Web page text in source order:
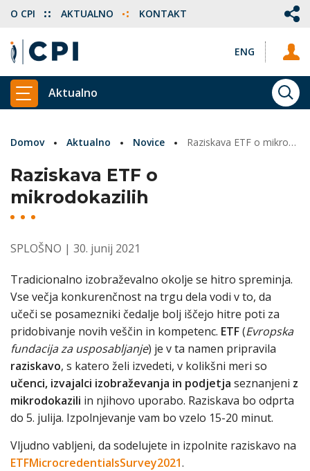
ENG
O CPI AKTUALNO KONTAKT
PRIKAŽI GLAVNI MENI
Aktualno
Domov Aktualno Novice Raziskava ETF o mikrodokazilih
Raziskava ETF o
mikrodokazilih
SPLOŠNO | 30. junij 2021
Tradicionalno izobraževalno okolje se hitro spreminja.
Vse večja konkurenčnost na trgu dela vodi v to, da
učeči se posamezniki čedalje bolj iščejo hitre poti za
pridobivanje novih veščin in kompetenc. ETF(Evropska
fundacija za usposabljanje) je v ta namen pripravila
raziskavo, s katero želi izvedeti, v kolikšni meri so
učenci, izvajalci izobraževanja in podjetja seznanjeni z
mikrodokazili in njihovo uporabo. Raziskava bo odprta
do 5. julija. Izpolnjevanje vam bo vzelo 15-20 minut.
Vljudno vabljeni, da sodelujete in izpolnite raziskavo na
ETFMicrocredentialsSurvey2021.